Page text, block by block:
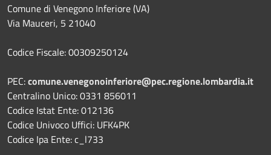
Comune di Venegono Inferiore (VA)
Via Mauceri, 5 21040
Codice Fiscale: 00309250124
PEC:comune.venegonoinferiore@pec.regione.lombardia.it
Centralino Unico: 0331 856011
Codice Istat Ente: 012136
Codice Univoco Uffici: UFK4PK
Codice Ipa Ente: c_l733